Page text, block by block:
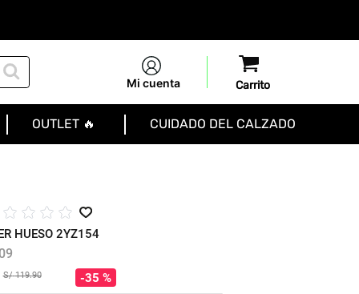
Mi cuenta
OUTLET 🔥 CUIDADO DEL CALZADO
☆ ☆ ☆ ☆
HUESO 2YZ154
S/ 119.90 35 %